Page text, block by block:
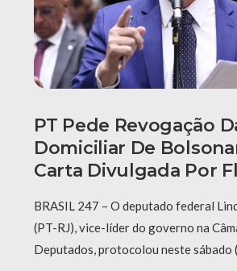
PT Pede Revogação
Domiciliar De
Carta Divulgada Por
BRASIL 247 – O deputado federal
(PT-RJ), vice-líder do governo na
Deputados, protocolou neste sábado